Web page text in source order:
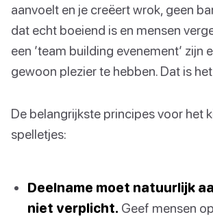
aanvoelt en je creëert wrok, geen
dat echt boeiend is en mensen
een ’team building evenement’ zijn
gewoon plezier te hebben. Dat is
De belangrijkste principes voor het
spelletjes:
Deelname moet natuurlijk
niet verplicht. Geef mensen